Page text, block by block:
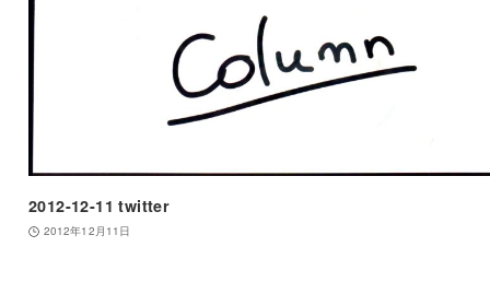
2012-12-11 twitter
2012年12月11日